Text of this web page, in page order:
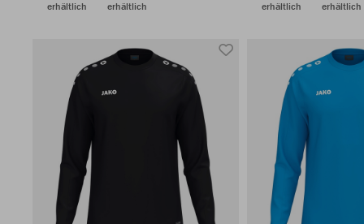
erhältlich
erhältlich
erhältlich
erhältlich